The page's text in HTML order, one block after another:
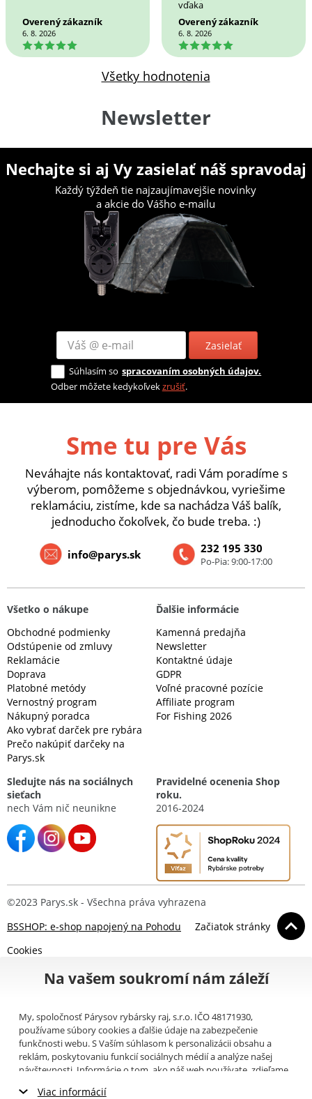
Overený zákazník
6. 8. 2026
5
vďaka
Overený zákazník
6. 8. 2026
5
Všetky hodnotenia
Newsletter
Nechajte si aj Vy zasielať náš spravodaj
Každý týždeň tie najzaujímavejšie novinky
a akcie do Vášho e-mailu
Zasielať
Súhlasím so spracovaním osobných údajov.
Odber môžete kedykoľvekzrušiť.
Sme tu pre Vás
Neváhajte nás kontaktovať, radi Vám poradíme s
výberom, pomôžeme s objednávkou, vyriešime
reklamáciu, zistíme, kde sa nachádza Váš balík,
jednoducho čokoľvek, čo bude treba. :)
232 195 330
Po-Pia: 9:00-17:00
info@parys.sk
Všetko o nákupe
Obchodné podmienky
Odstúpenie od zmluvy
Reklamácie
Doprava
Platobné metódy
Vernostný program
Nákupný poradca
Ako vybrať darček pre rybára
Prečo nakúpiť darčeky na
Parys.sk
Ďalšie informácie
Kamenná predajňa
Newsletter
Kontaktné údaje
GDPR
Voľné pracovné pozície
Affiliate program
For Fishing 2026
Sledujte nás na sociálnych
sieťach
nech Vám nič neunikne
Pravidelné ocenenia Shop
roku.
2016-2024
©2023 Parys.sk - Všechna práva vyhrazena
BSSHOP: e-shop napojený na Pohodu
Začiatok stránky
Cookies
Na vašem soukromí nám záleží
My, spoločnosť Párysov rybársky raj, s.r.o. IČO 48171930,
používame súbory cookies a ďalšie údaje na zabezpečenie
funkčnosti webu. S Vaším súhlasom k personalizácii obsahu a
reklám, poskytovaniu funkcií sociálnych médií a analýze našej
návštevnosti. Informácie o tom, ako náš web používate, zdieľame
(napríklad Google).Tu
Viac informácií